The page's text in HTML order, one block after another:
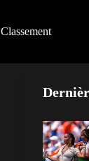
Classement